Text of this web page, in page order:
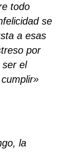
todo
se
a esas
por
ser el
la